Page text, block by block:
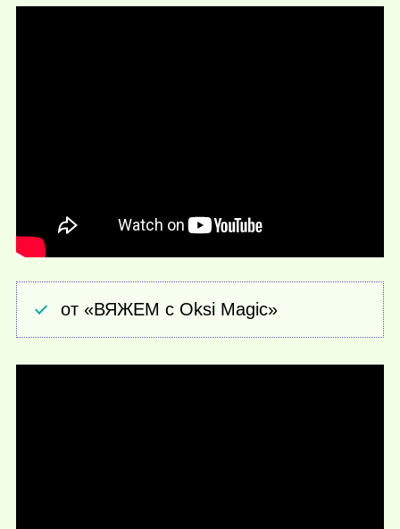
от «ВЯЖЕМ с Oksi Magic»